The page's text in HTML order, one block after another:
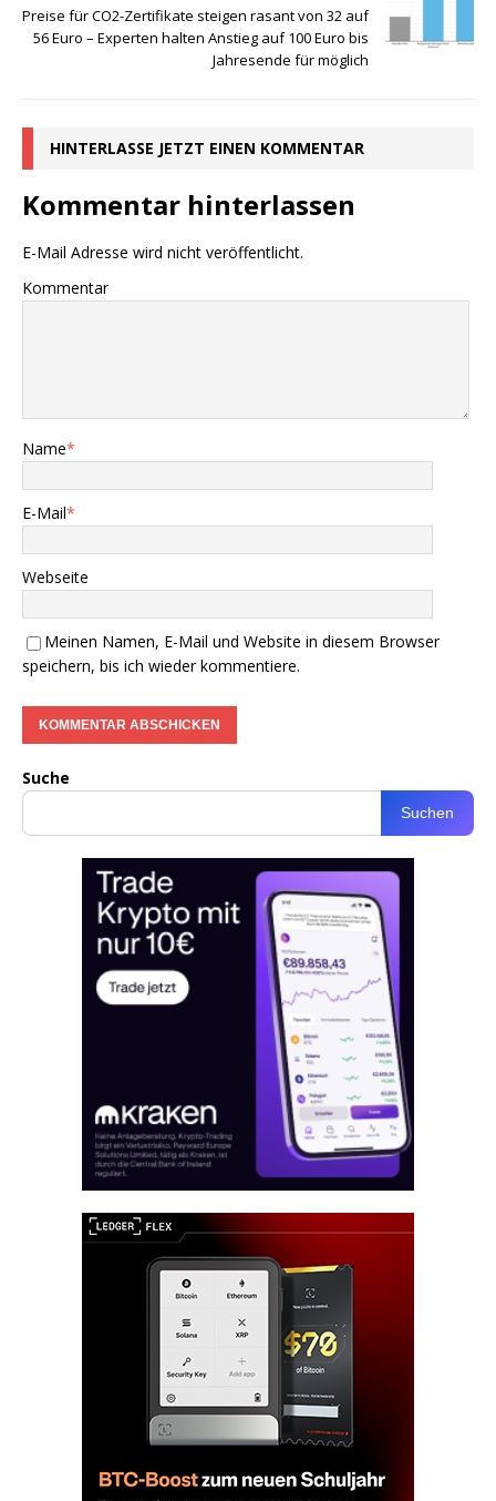
Preise für CO2-Zertifikate steigen rasant von 32 auf
56 Euro – Experten halten Anstieg auf 100 Euro bis
Jahresende für möglich
HINTERLASSE JETZT EINEN KOMMENTAR
Kommentar hinterlassen
E-Mail Adresse wird nicht veröffentlicht.
Kommentar
Name*
E-Mail*
Webseite
Meinen Namen, E-Mail und Website in diesem Browser
speichern, bis ich wieder kommentiere.
Suche
Suchen